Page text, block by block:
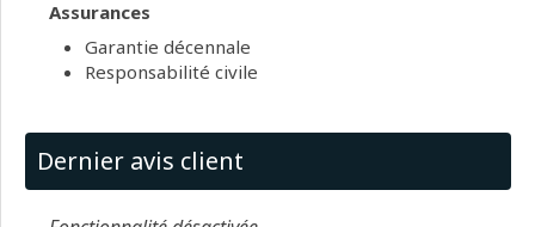
Assurances
Garantie décennale
Responsabilité civile
Dernier avis client